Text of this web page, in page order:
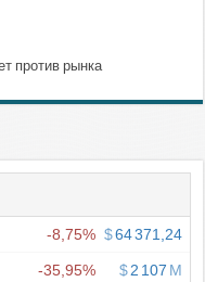
против рынка